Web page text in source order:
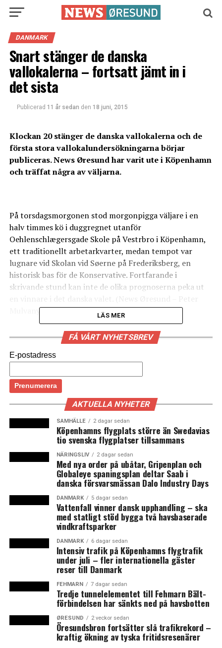
DANMARK
Snart stänger de danska
vallokalerna – fortsatt jämt in i
det sista
Publicerad 11 år sedan den 18 juni, 2015
Klockan 20 stänger de danska vallokalerna och de
första stora vallokalundersökningarna börjar
publiceras. News Øresund har varit ute i Köpenhamn
och träffat några av väljarna.
På torsdagsmorgonen stod morgonpigga väljare i en
halv timmes kö i duggregnet utanför
Oehlenschlægersgade Skole på Vestrbro i Köpenhamn,
ett traditionellt arbetarkvarter, medan tempot var
lugnare vid Skolan vid Søerne på Frederiksberg, en
historisk bas för de Konservative. Fortfarande i
skrivande stund kan inte de olika prognoserna peka ut
Mulvany)
Anders Balling. Foto: News Øresund – Peter Mulvany
Anders Balling
dagens folketingsval. Opinionsmätningarna visar på ett
nästan dött lopp mellan det röda och det blå blocket.
Men han tror att väljarna till slut sätter sina kryss vid
det blå blocket, när de väl står i valbåsen. Valrörelsens
centrala tema har enligt hans uppfattning handlat om
det ekonomiska och ideologiska avståndet mellan den
liberala friheten och fokus på gemenskapen.
Nathaly Youssef. Foto: News Øresund – Peter Mulvany
Nathaly Yousseftror att det blir det blå blocket som
vinner valet på grund av deras skarpa argument, medan
de röda mest talar utifrån sin ideologi. Valrörelsens
viktigaste ämnen har handlat om flyktingmottagning
och folk som inte har arbete.
LÄS MER
FÅ VÅRT NYHETSBREV
E-postadress
AKTUELLA NYHETER
SAMHÄLLE 2 dagar sedan
Köpenhamns flygplats större än Swedavias
tio svenska flygplatser tillsammans
NÄRINGSLIV 2 dagar sedan
Med nya order på ubåtar, Gripenplan och
Globaleye spaningsplan deltar Saab i
danska försvarsmässan Dalo Industry Days
DANMARK 5 dagar sedan
Vattenfall vinner dansk upphandling – ska
med statligt stöd bygga två havsbaserade
vindkraftsparker
DANMARK 6 dagar sedan
Intensiv trafik på Köpenhamns flygtrafik
under juli – fler internationella gäster
reser till Danmark
FEHMARN 7 dagar sedan
Tredje tunnelelementet till Fehmarn Bält-
förbindelsen har sänkts ned på havsbotten
ØRESUND 2 veckor sedan
Öresundsbron fortsätter slå trafikrekord –
kraftig ökning av tyska fritidsresenärer